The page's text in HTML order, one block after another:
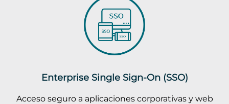
Enterprise Single Sign-On (SSO)
Acceso seguro a aplicaciones corporativas y web